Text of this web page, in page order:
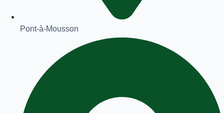
Pont-à-Mousson